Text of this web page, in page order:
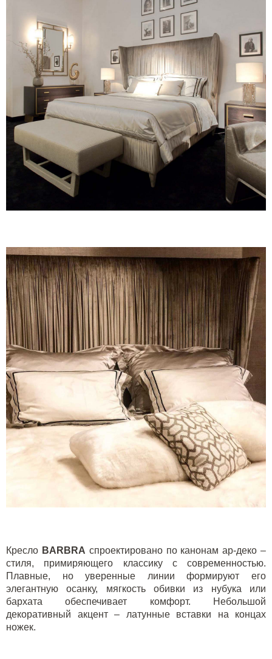
Кресло BARBRA спроектировано по канонам ар-деко –
стиля, примиряющего классику с современностью.
Плавные, но уверенные линии формируют его
элегантную осанку, мягкость обивки из нубука или
бархата обеспечивает комфорт. Небольшой
декоративный акцент – латунные вставки на концах
ножек.